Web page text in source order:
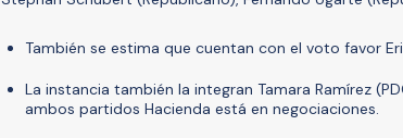
También se estima que cuentan con el voto favor
La instancia también la integran Tamara Ramírez
ambos partidos Hacienda está en negociaciones.